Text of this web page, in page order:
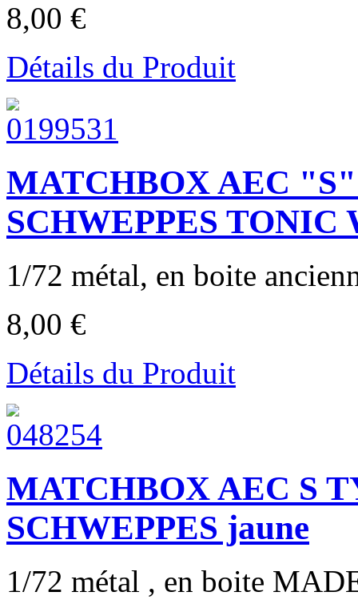
8,00 €
Détails du Produit
MATCHBOX AEC
SCHWEPPES TONIC
1/72 métal, en boite
8,00 €
Détails du Produit
MATCHBOX AEC S
SCHWEPPES jaune
1/72 métal , en boite